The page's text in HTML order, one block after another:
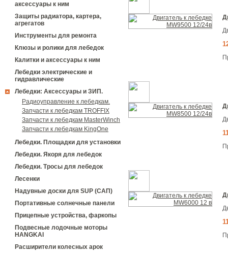
аксессуары к ним
Защиты радиатора, картера,
агрегатов
Инструменты для ремонта
Клюзы и ролики для лебедок
Калитки и аксессуары к ним
Лебедки электрические и
гидравлические
Лебедки: Аксессуары и ЗИП.
Радиоуправление к лебедкам.
Запчасти к лебедкам TROFFIX
Запчасти к лебедкам MasterWinch
Запчасти к лебедкам KingOne
Лебедки. Площадки для установки
Лебедки. Якоря для лебедок
Лебедки. Тросы для лебедок
Лесенки
Надувные доски для SUP (САП)
Портативные солнечные панели
Прицепные устройства, фаркопы
Подвесные лодочные моторы
HANGKAI
Расширители колесных арок